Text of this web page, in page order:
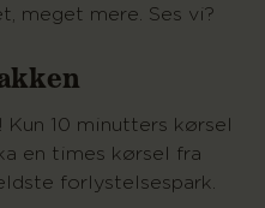
meget mere. Ses vi?
Kun 10 minutters kørsel
en times kørsel fra
forlystelsespark.